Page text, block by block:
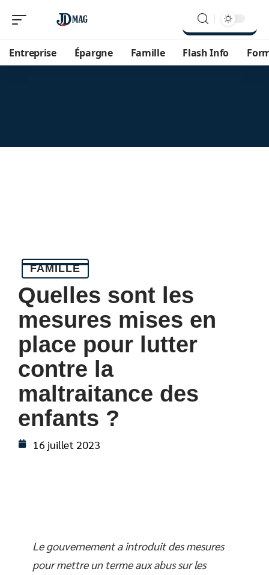
Entreprise Épargne Famille Flash Info
FAMILLE
Quelles sont les
mesures mises en
place pour lutter
contre la
maltraitance des
enfants ?
16 juillet 2023
Le gouvernement a introduit des mesures
pour mettre un terme aux abus sur les